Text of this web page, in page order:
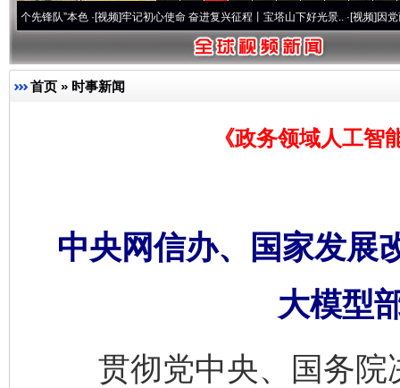
”本色·[视频]牢记初心使命 奋进复兴征程丨宝塔山下好光景..·[视频]因党而生 为
首页 » 时事新闻
《政务领域人工智
中央网信办、国家发展
大模型
贯彻党中央、国务院